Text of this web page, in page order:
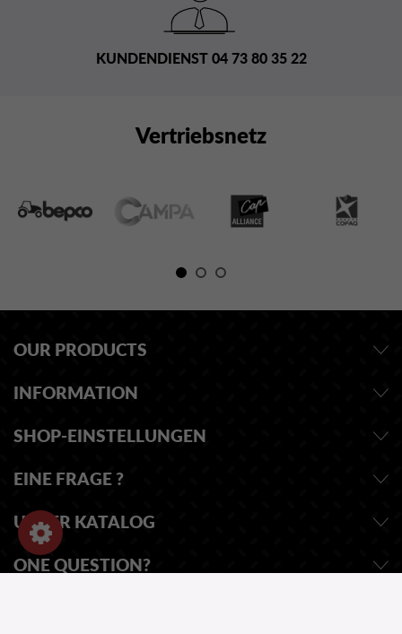
KUNDENDIENST 04 73 80 35 22
Vertriebsnetz
OUR PRODUCTS
INFORMATION
SHOP-EINSTELLUNGEN
EINE FRAGE ?
UNSER KATALOG
ONE QUESTION?